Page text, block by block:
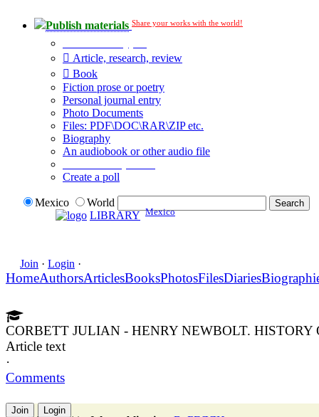
Publish materials Share your works with the world!
Article, research, review
Book
Fiction prose or poetry
Personal journal entry
Photo Documents
Files: PDF\DOC\RAR\ZIP etc.
Biography
An audiobook or other audio file
Create a poll
Mexico
World
LIBRARY Mexico
Join · Login ·
HomeAuthorsArticlesBooksPhotosFilesDiaries
CORBETT JULIAN - HENRY NEWBOLT.
Article text
·
Comments
Join Login